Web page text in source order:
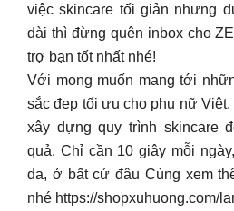
việc skincare tối giản nhưng
dài thì đừng quên inbox cho
trợ bạn tốt nhất nhé!
Với mong muốn mang tới
sắc đẹp tối ưu cho phụ nữ
xây dựng quy trình skincare
quả. Chỉ cần 10 giây mỗi
da, ở bất cứ đâu Cùng xem
nhé https://shopxuhuong.com/